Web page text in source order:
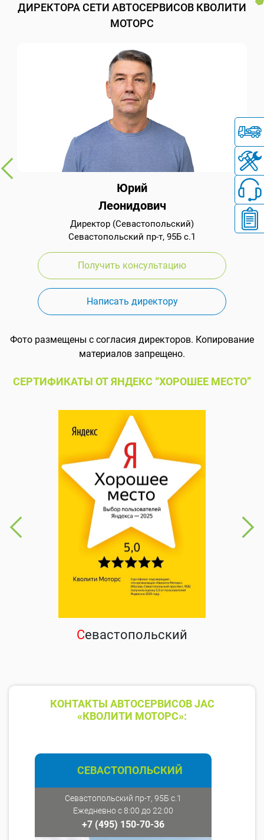
ДИРЕКТОРА СЕТИ АВТОСЕРВИСОВ КВОЛИТИ
МОТОРС
Юрий
Леонидович
Директор (Севастопольский)
Севастопольский пр-т, 95Б с.1
Получить консультацию
Написать директору
Фото размещены с согласия директоров. Копирование
материалов запрещено.
СЕРТИФИКАТЫ ОТ ЯНДЕКС “ХОРОШЕЕ МЕСТО”
Севастопольский
КОНТАКТЫ АВТОСЕРВИСОВ JAC
«КВОЛИТИ МОТОРС»:
СЕВАСТОПОЛЬСКИЙ
Севастопольский пр-т, 95Б с.1
Ежедневно с 8:00 до 22:00
+7 (495) 150-70-36